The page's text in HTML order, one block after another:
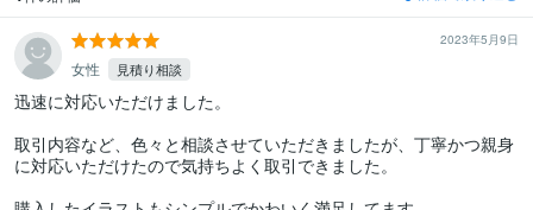
2023年5月9日
女性 見積り相談
迅速に対応いただけました。
取引内容など、色々と相談させていただきましたが、丁寧かつ親身
に対応いただけたので気持ちよく取引できました。